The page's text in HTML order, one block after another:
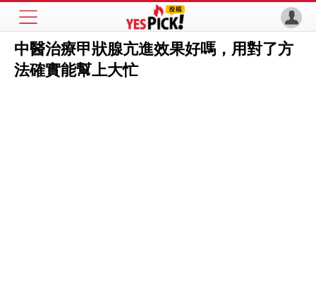
中醫治療甲狀腺亢進效果好嗎，用對了方
法確實能幫上大忙